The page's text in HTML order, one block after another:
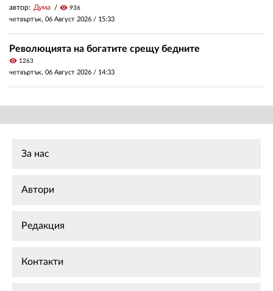
автор: Дума visibility 936
четвъртък, 06 Август 2026 / 15:33
Революцията на богатите срещу бедните
visibility 1263
четвъртък, 06 Август 2026 / 14:33
За нас
Автори
Редакция
Контакти